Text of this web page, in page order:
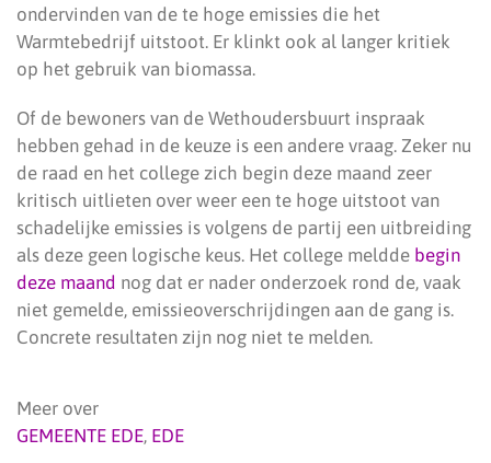
ondervinden van de te hoge emissies die het
Warmtebedrijf uitstoot. Er klinkt ook al langer kritiek
op het gebruik van biomassa.
Of de bewoners van de Wethoudersbuurt inspraak
hebben gehad in de keuze is een andere vraag. Zeker nu
de raad en het college zich begin deze maand zeer
kritisch uitlieten over weer een te hoge uitstoot van
schadelijke emissies is volgens de partij een uitbreiding
als deze geen logische keus. Het college meldde begin
deze maand nog dat er nader onderzoek rond de, vaak
niet gemelde, emissieoverschrijdingen aan de gang is.
Concrete resultaten zijn nog niet te melden.
Meer over
GEMEENTE EDE, EDE